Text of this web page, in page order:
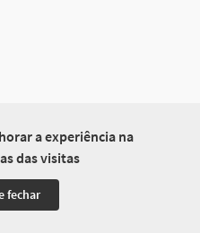
a experiência na
das visitas
fechar